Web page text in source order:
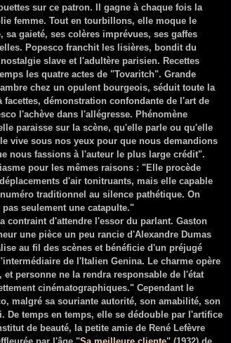
sur ce patron. Il gagne à chaque fois la
femme. Tout en tourbillons, elle moque le
gaieté, ses colères imprévues, ses gaffes
Popesco franchit les lisières, bondit du
slave et l'adultère parisien. Recettes
les quatre actes de "Tovaritch". Grande
chez un opulent bourgeois, séduit toute la
démonstration confondante de l'art de
l'achève dans l'allégresse. Phénomène
paraisse sur la scène, qu'elle parle ou qu'elle
vive sous nos yeux pour que nous demandions
nous fassions à l'auteur le plus large crédit".
pour les mêmes raisons : "Elle procède
d'air tonitruants, mais elle capable
traditionnel au silence pathétique. On
seulement une catapulte."
contraint d'attendre l'essor du parlant. Gaston
une pièce un peu rancie d'Alexandre Dumas
au fil des scènes et bénéficie d'un préjugé
de l'Italien Genina. Le charme opère
personne ne la rendra responsable de l'état
cinématographiques." Cependant le
malgré sa souriante autorité, son amabilité, son
temps en temps, elle se dédouble par l'artifice
de beauté, la petite amie de René Lefèvre